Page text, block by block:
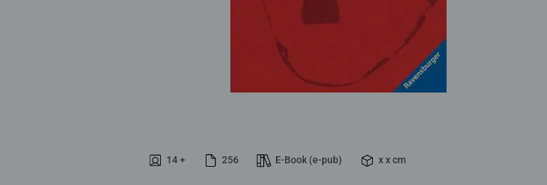
14 + 256 E-Book (e-pub) x x cm